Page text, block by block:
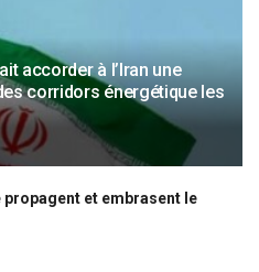
accorder à l’Iran une
corridors énergétique les
propagent et embrasent le